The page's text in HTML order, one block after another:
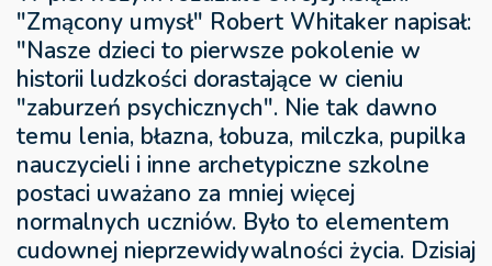
"Zmącony umysł" Robert Whitaker napisał:
"Nasze dzieci to pierwsze pokolenie w
historii ludzkości dorastające w cieniu
"zaburzeń psychicznych". Nie tak dawno
temu lenia, błazna, łobuza, milczka, pupilka
nauczycieli i inne archetypiczne szkolne
postaci uważano za mniej więcej
normalnych uczniów. Było to elementem
cudownej nieprzewidywalności życia. Dzisiaj